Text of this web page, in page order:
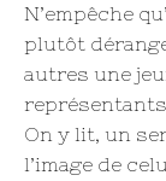
N’empêche
plutôt
autres une
On y lit, un
l’image de